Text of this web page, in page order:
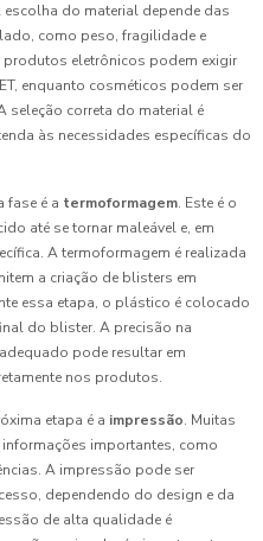
escolha do material depende das
como peso, fragilidade e
produtos eletrônicos podem exigir
enquanto cosméticos podem ser
seleção correta do material é
às necessidades específicas do
fase é a termoformagem. Este é o
até se tornar maleável e, em
A termoformagem é realizada
a criação de blisters em
essa etapa, o plástico é colocado
do blister. A precisão na
pode resultar em
nos produtos.
etapa é a impressão. Muitas
importantes, como
A impressão pode ser
dependendo do design e da
de alta qualidade é